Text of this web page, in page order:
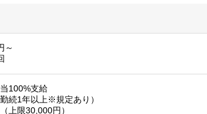
～
100%支給
続1年以上※規定あり）
上限30,000円）